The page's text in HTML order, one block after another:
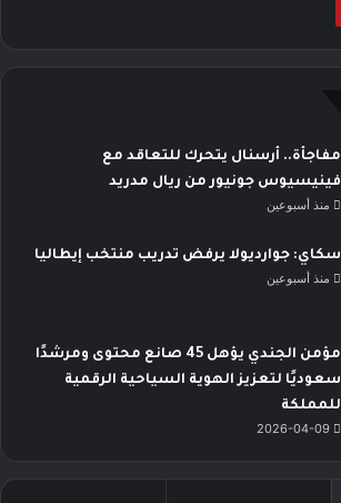
مفاجأة.. أرسنال يتحرك للتعاقد مع
فينيسيوس جونيور من ريال مدريد
منذ أسبوعين
سكاي: جوارديولا يرفض تدريب منتخب إيطاليا
منذ أسبوعين
مؤمن الجندي يؤهل 45 صانع محتوى ومرشدًا
سعوديًا لتعزيز الهوية السياحية الرقمية
للمملكة
2026-04-09